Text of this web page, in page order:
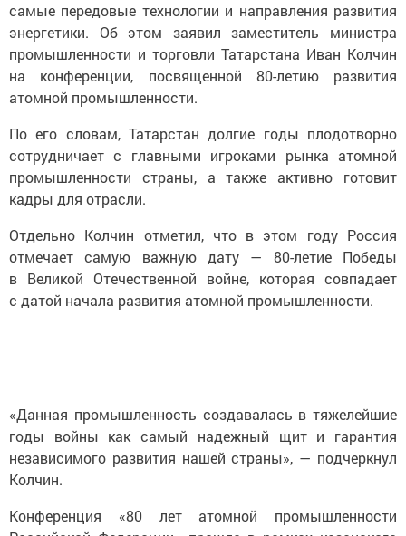
самые передовые технологии и направления развития
энергетики. Об этом заявил заместитель министра
промышленности и торговли Татарстана Иван Колчин
на конференции, посвященной 80-летию развития
атомной промышленности.
По его словам, Татарстан долгие годы плодотворно
сотрудничает с главными игроками рынка атомной
промышленности страны, а также активно готовит
кадры для отрасли.
Отдельно Колчин отметил, что в этом году Россия
отмечает самую важную дату — 80-летие Победы
в Великой Отечественной войне, которая совпадает
с датой начала развития атомной промышленности.
«Данная промышленность создавалась в тяжелейшие
годы войны как самый надежный щит и гарантия
независимого развития нашей страны», — подчеркнул
Колчин.
Конференция «80 лет атомной промышленности